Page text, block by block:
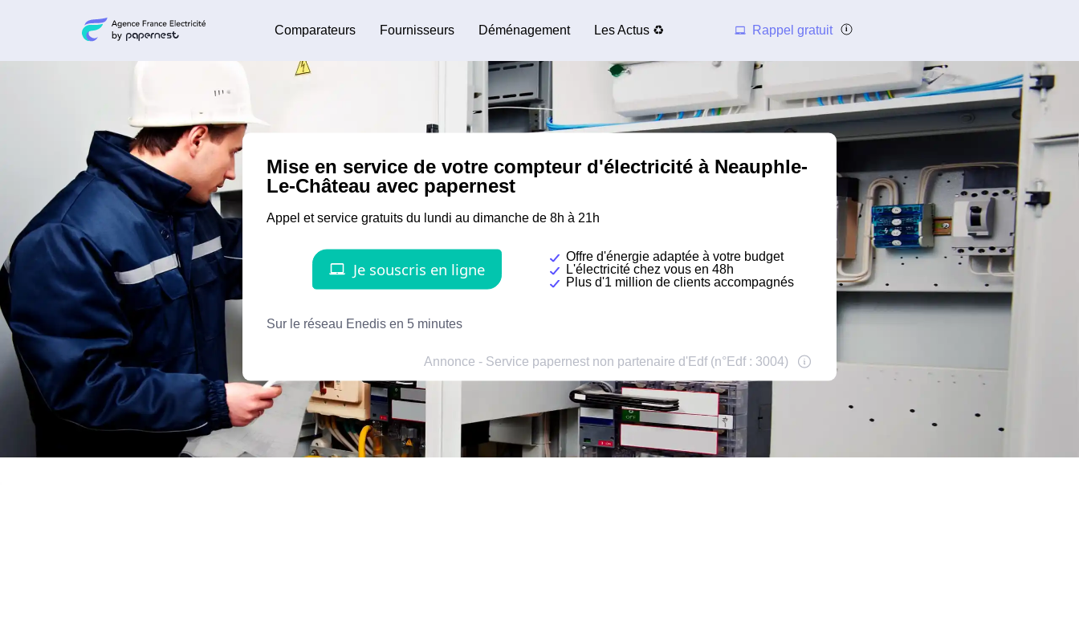
Comparateurs Fournisseurs Déménagement Les Actus ♻️ Rappel gratuit